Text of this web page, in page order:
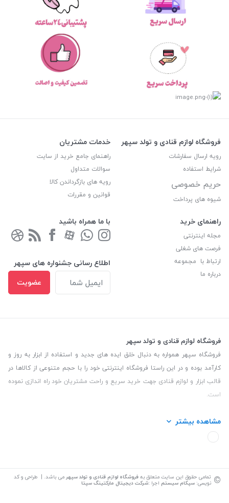
فروشگاه لوازم قنادی و تولد سپهر
رویه ارسال سفارشات
شرایط استفاده
حریم خصوصی
شیوه های پرداخت
خدمات مشتریان
راهنمای جامع خرید از سایت
سوالات متداول
رویه های بازگرداندن کالا
قوانین و مقررات
راهنمای خرید
مجله اینترنتی
فرصت های شغلی
ارتباط با مجموعه
درباره ما
با ما همراه باشید
اطلاع رسانی جشنواره های سپهر
عضویت
فروشگاه لوازم قنادی و تولد سپهر
فروشگاه سپهر همواره به دنبال خلق ایده های جدید و استفاده از ابزار به روز و
کارآمد بوده و در این راستا فروشگاه اینترنتی خود را با حجم متنوعی از کالاها در
قالب ابزار و لوازم قنادی جهت خرید سریع و راحت مشتریان خود راه اندازی نموده
است.
این فروشگاه تمام تلاش خود را نموده تا کالاهایی با کیفیت و با حداقل قیمت
عرضه نماید.
مشاهده بیشتر
© تمامی حقوق این سایت متعلق بهفروشگاه لوازم قنادی و تولد سپهر می باشد. | طراحی و کد
نویسی: سپکام سیستم اجرا :شرکت دیجیتال مارکتینگ سپتا